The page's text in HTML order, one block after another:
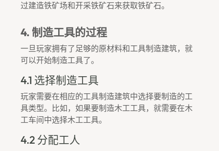
过建造铁矿场和开采铁矿石来获取铁矿石。
4. 制造工具的过程
一旦玩家拥有了足够的原材料和工具制造建筑，就
可以开始制造工具了。
4.1 选择制造工具
玩家需要在相应的工具制造建筑中选择要制造的工
具类型。比如，如果要制造木工工具，就需要在木
工车间中选择木工工具。
4.2 分配工人